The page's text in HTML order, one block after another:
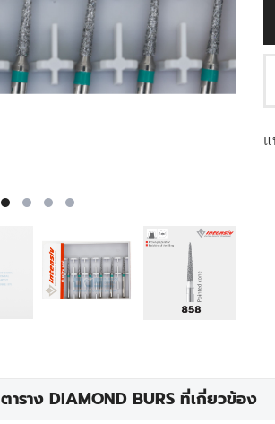
ตาราง DIAMOND BURS ที่เกี่ยวข้อง